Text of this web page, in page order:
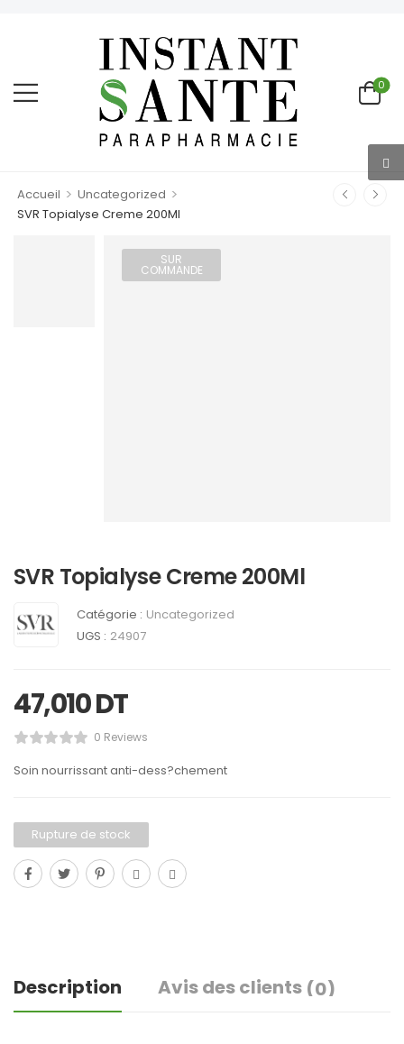
0
Accueil > Uncategorized >
SVR Topialyse Creme 200Ml
SUR
COMMANDE
SVR Topialyse Creme 200Ml
Catégorie : Uncategorized
UGS : 24907
47,010DT
0 Reviews
Soin nourrissant anti-dess?chement
Rupture de stock
Description Avis des clients (0)